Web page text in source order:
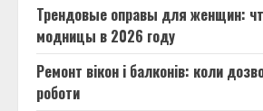
Трендовые оправы для женщин:
модницы в 2026 году
Ремонт вікон і балконів: коли
роботи